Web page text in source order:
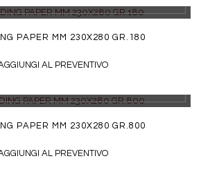
PAPER MM 230X280 GR.180
AL PREVENTIVO
PAPER MM 230X280 GR.800
AL PREVENTIVO